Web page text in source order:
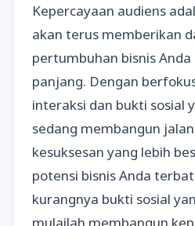
Kepercayaan audiens
akan terus memberikan
pertumbuhan bisnis
panjang. Dengan
interaksi dan bukti sosial
sedang membangun
kesuksesan yang lebih
potensi bisnis Anda
kurangnya bukti sosial
mulailah membangun